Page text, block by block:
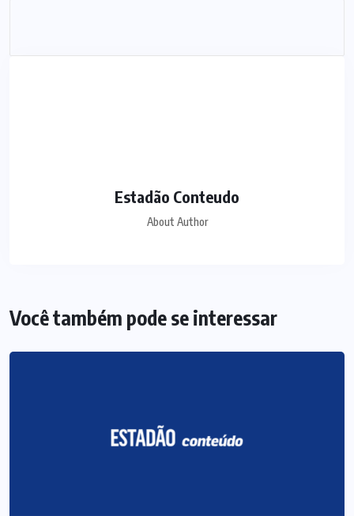
Estadão Conteudo
About Author
Você também pode se interessar